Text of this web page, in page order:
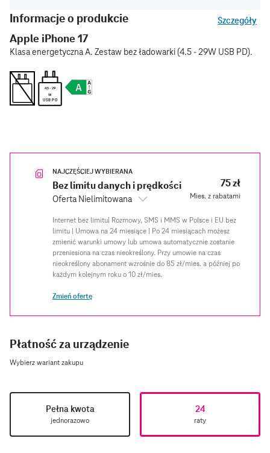
Informacje o produkcie Szczegóły
Apple iPhone 17
Klasa energetyczna A. Zestaw bez ładowarki (4.5 - 29W USB PD).
4.5 - 29
W
USB PD
NAJCZĘŚCIEJ WYBIERANA
Bez limitu danych i prędkości
Oferta Nielimitowana
75 zł
Mies. z rabatami
Zmień ofertę
Płatność za urządzenie
Wybierz wariant zakupu
Pełna kwota
jednorazowo
24
raty